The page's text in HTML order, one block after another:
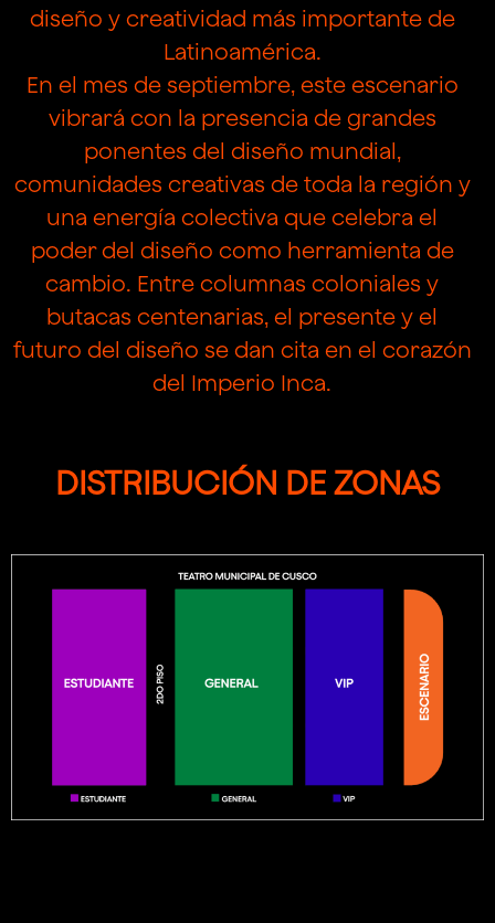
diseño y creatividad más importante de
Latinoamérica.
En el mes de septiembre, este escenario
vibrará con la presencia de grandes
ponentes del diseño mundial,
comunidades creativas de toda la región y
una energía colectiva que celebra el
poder del diseño como herramienta de
cambio. Entre columnas coloniales y
butacas centenarias, el presente y el
futuro del diseño se dan cita en el corazón
del Imperio Inca.
DISTRIBUCIÓN DE ZONAS